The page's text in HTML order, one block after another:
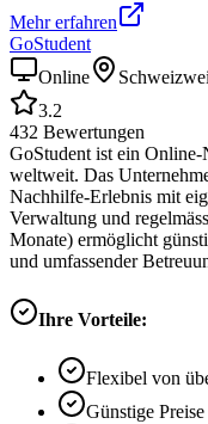
Mehr erfahren
GoStudent
Online
3.2
432 Bewertungen
GoStudent ist ein
weltweit. Das
Nachhilfe-Erlebnis mit
Verwaltung und
Monate) ermöglicht
und umfassender
Ihre Vorteile:
Flexibel von
Günstige Preise